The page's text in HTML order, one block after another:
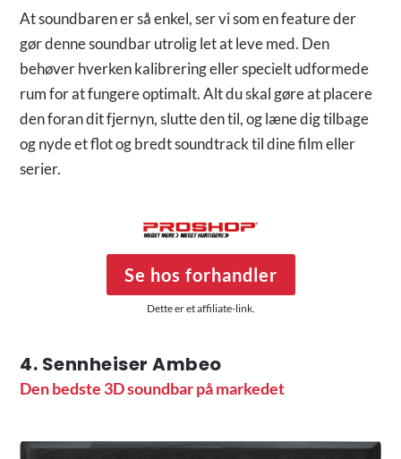
At soundbaren er så enkel, ser vi som en feature der
gør denne soundbar utrolig let at leve med. Den
behøver hverken kalibrering eller specielt udformede
rum for at fungere optimalt. Alt du skal gøre at placere
den foran dit fjernyn, slutte den til, og læne dig tilbage
og nyde et flot og bredt soundtrack til dine film eller
serier.
Se hos forhandler
Dette er et affiliate-link.
4. Sennheiser Ambeo
Den bedste 3D soundbar på markedet